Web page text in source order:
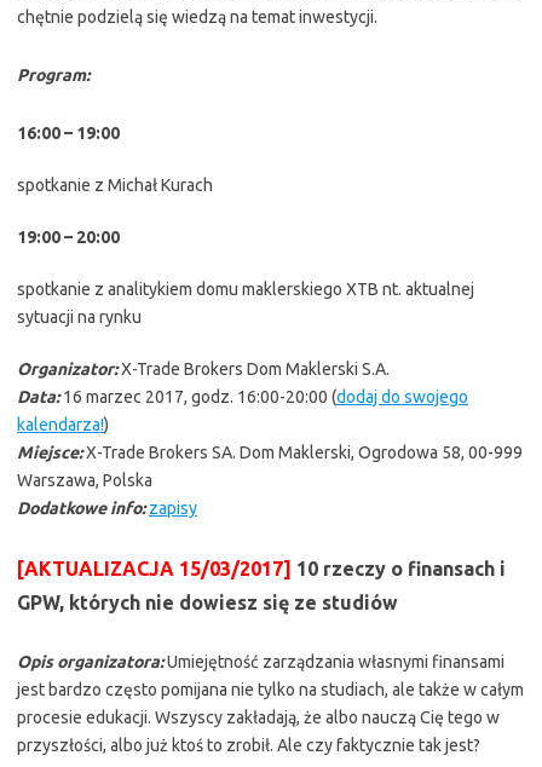
chętnie podzielą się wiedzą na temat inwestycji.
Program:
16:00 – 19:00
spotkanie z Michał Kurach
19:00 – 20:00
spotkanie z analitykiem domu maklerskiego XTB nt. aktualnej
sytuacji na rynku
Organizator:X-Trade Brokers Dom Maklerski S.A.
Data:16 marzec 2017, godz. 16:00-20:00 (dodaj do swojego
kalendarza!)
Miejsce:X-Trade Brokers SA. Dom Maklerski, Ogrodowa 58, 00-999
Warszawa, Polska
Dodatkowe info:zapisy
[AKTUALIZACJA 15/03/2017] 10 rzeczy o finansach i
GPW, których nie dowiesz się ze studiów
Opis organizatora:Umiejętność zarządzania własnymi finansami
jest bardzo często pomijana nie tylko na studiach, ale także w całym
procesie edukacji. Wszyscy zakładają, że albo nauczą Cię tego w
przyszłości, albo już ktoś to zrobił. Ale czy faktycznie tak jest?